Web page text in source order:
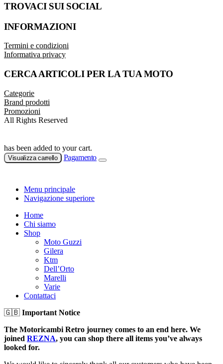
TROVACI SUI SOCIAL
INFORMAZIONI
Termini e condizioni
Informativa privacy
CERCA ARTICOLI PER LA TUA MOTO
Categorie
Brand prodotti
Promozioni
All Rights Reserved
has been added to your cart.
Visualizza carrello Pagamento
Menu principale
Navigazione superiore
Home
Chi siamo
Shop
Moto Guzzi
Gilera
Ktm
Dell’Orto
Marelli
Varie
Contattaci
🇬🇧 Important Notice
The Motoricambi Retro journey comes to an end here. We
joined REZNA, you can shop there all items you’ve always
looked for.